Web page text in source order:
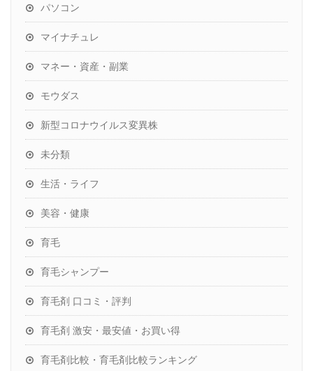
パソコン
マイナチュレ
マネー・資産・副業
モウダス
新型コロナウイルス変異株
未分類
生活・ライフ
美容・健康
育毛
育毛シャンプー
育毛剤 口コミ・評判
育毛剤 激安・最安値・お買い得
育毛剤比較・育毛剤比較ランキング